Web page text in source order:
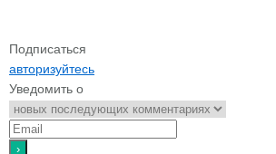
Подписаться
авторизуйтесь
Уведомить о